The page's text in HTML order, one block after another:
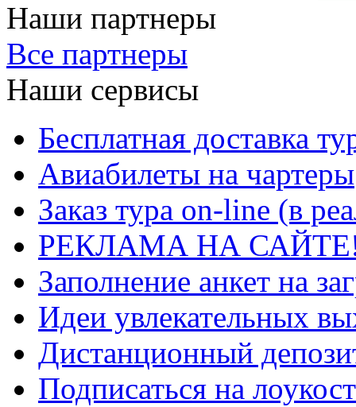
Наши партнеры
Все партнеры
Наши сервисы
Бесплатная доставка
Авиабилеты на чартеры
Заказ тура on-line (в
РЕКЛАМА НА
Заполнение анкет на
Идеи увлекательных
Дистанционный
Подписаться на